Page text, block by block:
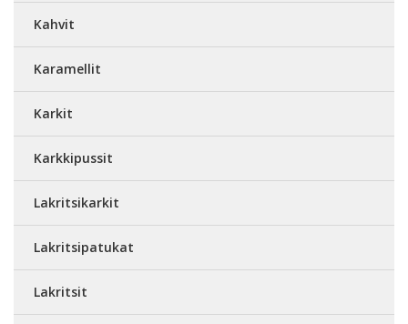
Kahvit
Karamellit
Karkit
Karkkipussit
Lakritsikarkit
Lakritsipatukat
Lakritsit